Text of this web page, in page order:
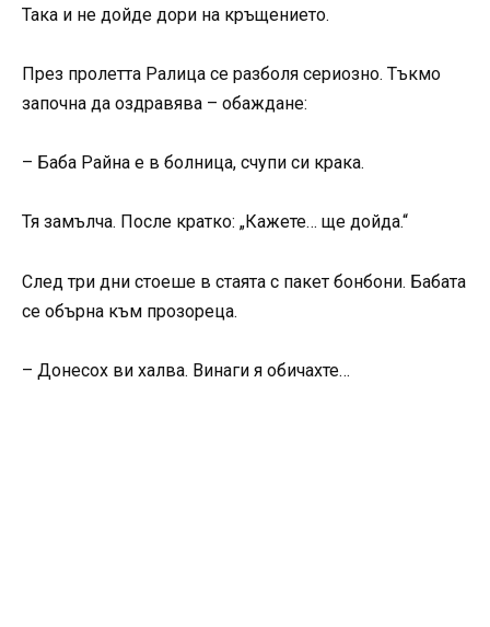
Така и не дойде дори на кръщението.
През пролетта Ралица се разболя сериозно. Тъкмо
започна да оздравява – обаждане:
– Баба Райна е в болница, счупи си крака.
Тя замълча. После кратко: „Кажете… ще дойда.“
След три дни стоеше в стаята с пакет бонбони. Бабата
се обърна към прозореца.
– Донесох ви халва. Винаги я обичахте…